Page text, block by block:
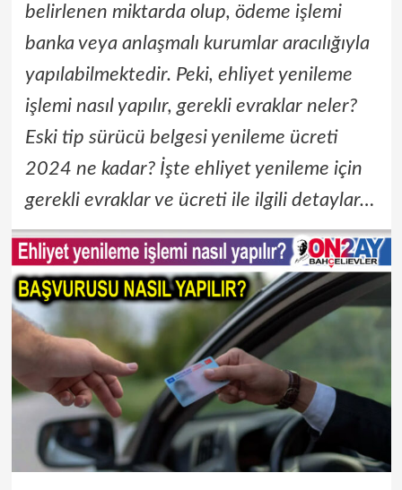
belirlenen miktarda olup, ödeme işlemi
banka veya anlaşmalı kurumlar aracılığıyla
yapılabilmektedir. Peki, ehliyet yenileme
işlemi nasıl yapılır, gerekli evraklar neler?
Eski tip sürücü belgesi yenileme ücreti
2024 ne kadar? İşte ehliyet yenileme için
gerekli evraklar ve ücreti ile ilgili detaylar…